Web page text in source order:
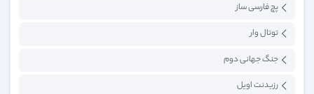
پچ فارسی ساز
توتال وار
جنگ جهانی دوم
رزیدنت اویل